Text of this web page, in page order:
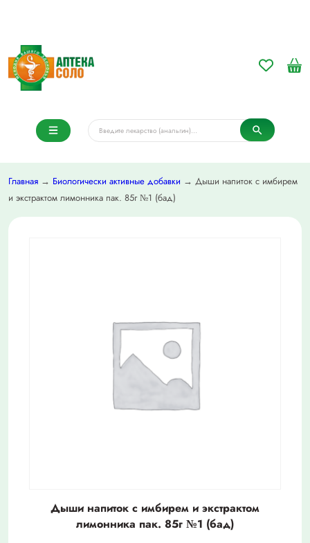
Главная → Биологически активные добавки → Дыши напиток с имбирем
и экстрактом лимонника пак. 85г №1 (бад)
Дыши напиток с имбирем и экстрактом
лимонника пак. 85г №1 (бад)